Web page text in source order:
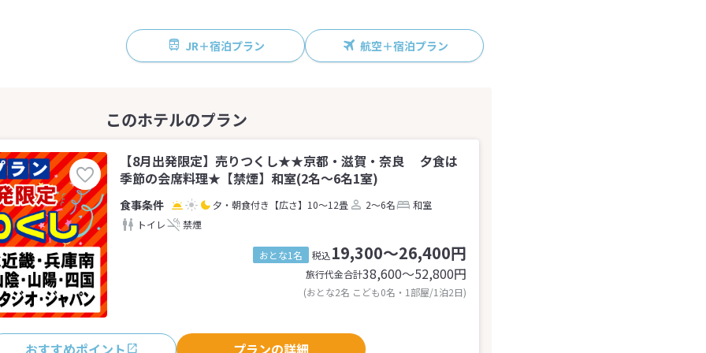
JR＋宿泊プラン 航空＋宿泊プラン
【8月出発限定】売りつくし★★京都・滋賀・奈良 夕食は
季節の会席料理★【禁煙】和室(2名～6名1室)
夕・朝食付き 【広さ】10～12畳 2～6名
和室
トイレ
禁煙
おとな1名 税込19,300～26,400円
旅行代金合計38,600〜52,800円
(おとな2名 こども0名・1部屋/1泊2日)
おすすめポイント プランの詳細